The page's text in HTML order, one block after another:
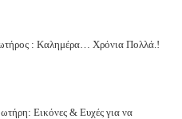
: Καλημέρα… Χρόνια Πολλά.!
Εικόνες & Ευχές για να